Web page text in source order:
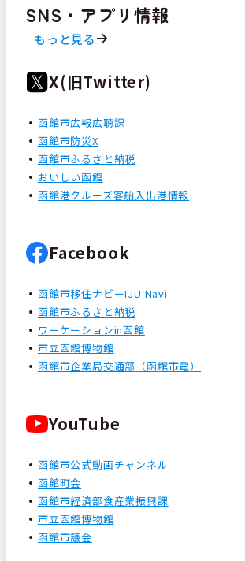
SNS・アプリ情報
もっと見る
X(旧Twitter)
函館市広報広聴課
函館市防災X
函館市ふるさと納税
おいしい函館
函館港クルーズ客船入出港情報
Facebook
函館市移住ナビーIJU Navi
函館市ふるさと納税
ワーケーションin函館
市立函館博物館
函館市企業局交通部（函館市電）
YouTube
函館市公式動画チャンネル
函館町会
函館市経済部食産業振興課
市立函館博物館
函館市議会